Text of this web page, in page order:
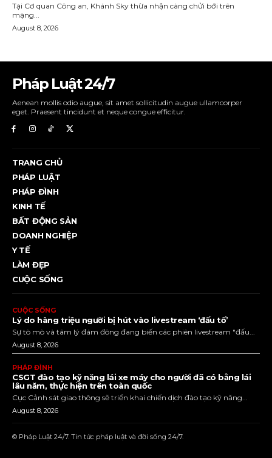
Tại Cơ quan Công an, Khánh Sky thừa nhận càng chửi bới trên
mạng...
August 8, 2026
Pháp Luật 24/7
Aenean mollis odio augue, sit amet sollicitudin augue ullamcorper
eget. Praesent tincidunt et neque congue efficitur.
TRANG CHỦ
PHÁP LUẬT
PHÁP ĐÌNH
KINH TẾ
BẤT ĐỘNG SẢN
DOANH NGHIỆP
Y TẾ
LÀM ĐẸP
CUỘC SỐNG
CUỘC SỐNG
Lý do hàng triệu người bị hút vào livestream ‘đấu tố’
Sự tò mò và tâm lý đám đông đang biến các phiên livestream "đấu...
August 8, 2026
PHÁP ĐÌNH
CSGT đào tạo kỹ năng lái xe máy cho người đã có bằng lái
lâu năm, thực hiện trên toàn quốc
Cục Cảnh sát giao thông sẽ triển khai chiến dịch đào tạo kỹ năng...
August 8, 2026
© Pháp Luật 24/7. Tin tức pháp luật và đời sống 24/7.